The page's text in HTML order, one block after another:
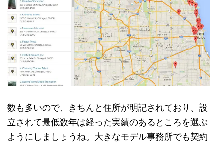
数も多いので、きちんと住所が明記されており、設
立されて最低数年は経った実績のあるところを選ぶ
ようにしましょうね。大きなモデル事務所でも契約